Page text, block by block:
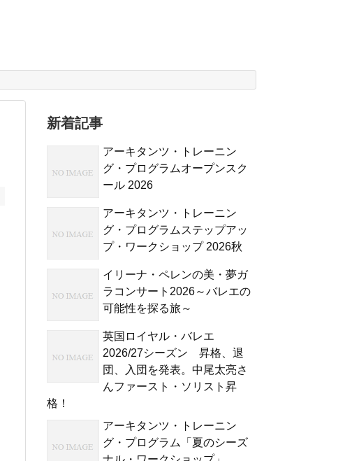
新着記事
アーキタンツ・トレーニン
グ・プログラムオープンスク
ール 2026
アーキタンツ・トレーニン
グ・プログラムステップアッ
プ・ワークショップ 2026秋
イリーナ・ペレンの美・夢ガ
ラコンサート2026～バレエの
可能性を探る旅～
英国ロイヤル・バレエ
2026/27シーズン 昇格、退
団、入団を発表。中尾太亮さ
んファースト・ソリスト昇
格！
アーキタンツ・トレーニン
グ・プログラム「夏のシーズ